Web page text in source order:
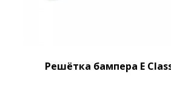
Решётка бампера E